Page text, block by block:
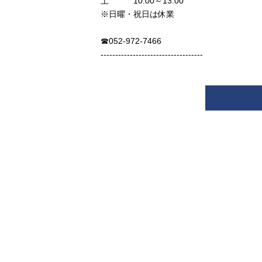
※日曜・祝日は休業
☎︎052-972-7466
-----------------------------------